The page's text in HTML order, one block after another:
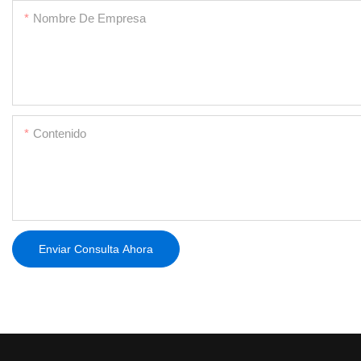
Nombre De Empresa
Contenido
Enviar Consulta Ahora